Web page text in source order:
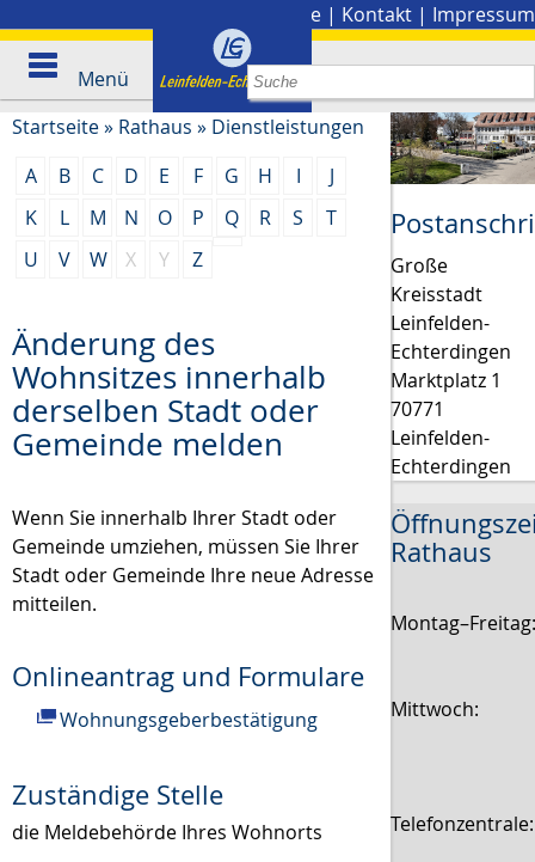
Presse | Kontakt | Impressum
Menü
Startseite» Rathaus » Dienstleistungen
A
B C D E F G H I
J
K
L M N O P Q R S
T
U
V W X Y Z
Änderung des
Wohnsitzes innerhalb
derselben Stadt oder
Gemeinde melden
Wenn Sie innerhalb Ihrer Stadt oder
Gemeinde umziehen, müssen Sie Ihrer
Stadt oder Gemeinde Ihre neue Adresse
mitteilen.
Onlineantrag und Formulare
Wohnungsgeberbestätigung
Zuständige Stelle
die Meldebehörde Ihres Wohnorts
Große
Kreisstadt
Leinfelden-
Echterdingen
Marktplatz 1
70771
Leinfelden-
Echterdingen
Rathaus
Mittwoch: